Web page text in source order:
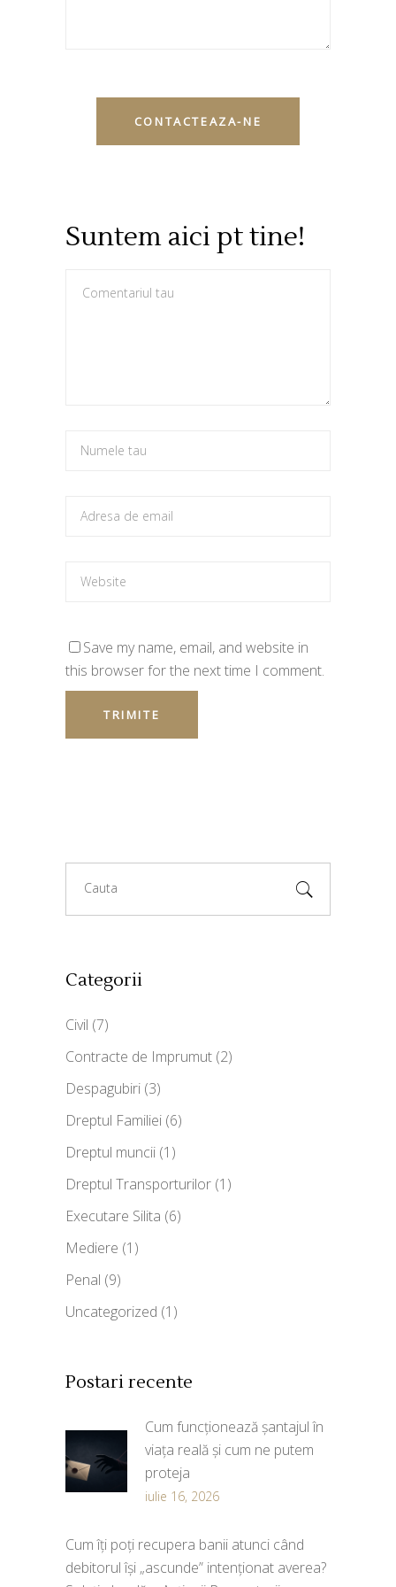
Suntem aici pt tine!
Save my name, email, and website in
this browser for the next time I comment.
for:
Categorii
Civil (7)
Contracte de Imprumut (2)
Despagubiri (3)
Dreptul Familiei (6)
Dreptul muncii (1)
Dreptul Transporturilor (1)
Executare Silita (6)
Mediere (1)
Penal (9)
Uncategorized (1)
Postari recente
Cum funcționează șantajul în
viața reală și cum ne putem
proteja
iulie 16, 2026
Cum îți poți recupera banii atunci când
debitorul își „ascunde” intenționat averea?